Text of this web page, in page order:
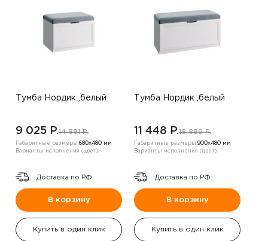
Тумба Нордик ,белый
9 025 P.14 891 P.
Габаритные размеры:680х480 мм
Варианты исполнения (цвет):
Доставка по РФ.
В корзину
Купить в один клик
Тумба Нордик ,белый
11 448 P.18 889 P.
Габаритные размеры:900х480 мм
Варианты исполнения (цвет):
Доставка по РФ.
В корзину
Купить в один клик